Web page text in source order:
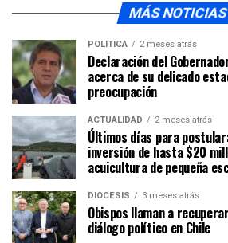
MÁS NOTICIAS
POLÍTICA 2 meses atrás
Declaración del
acerca de su delicado
preocupación
ACTUALIDAD 2 meses atrás
Últimos días para
inversión de hasta $20
acuicultura de pequeña
DIÓCESIS 3 meses atrás
Obispos llaman a
diálogo político en Chile